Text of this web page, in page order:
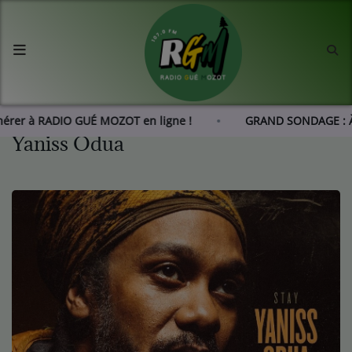
à RADIO GUÉ MOZOT en ligne ! GRAND
Agenda
Les actus de RGM
L'histoire de RGM
Emissions
Equipes
Yaniss Odua